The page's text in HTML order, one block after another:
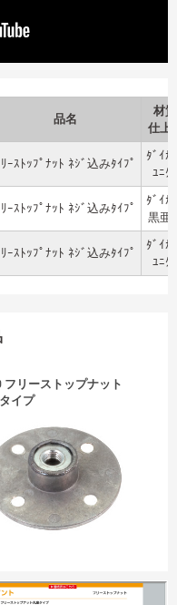
品名
材質
仕上
ｰｽﾄｯﾌﾟﾅｯﾄ ﾈｼﾞ込みﾀｲﾌﾟ
ﾀﾞｲｶ
ﾕﾆｸﾛ
ｰｽﾄｯﾌﾟﾅｯﾄ ﾈｼﾞ込みﾀｲﾌﾟ
ﾀﾞｲｶ
黒亜
ｰｽﾄｯﾌﾟﾅｯﾄ ﾈｼﾞ込みﾀｲﾌﾟ
ﾀﾞｲｶ
ﾕﾆｸﾛ
フリーストップナット
イプ